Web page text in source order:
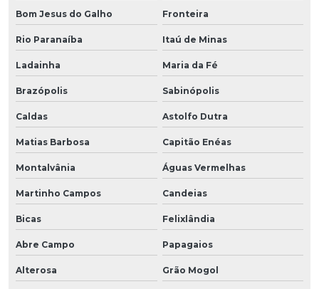
Bom Jesus do Galho Fronteira
Rio Paranaíba Itaú de Minas
Ladainha Maria da Fé
Brazópolis Sabinópolis
Caldas Astolfo Dutra
Matias Barbosa Capitão Enéas
Montalvânia Águas Vermelhas
Martinho Campos Candeias
Bicas Felixlândia
Abre Campo Papagaios
Alterosa Grão Mogol